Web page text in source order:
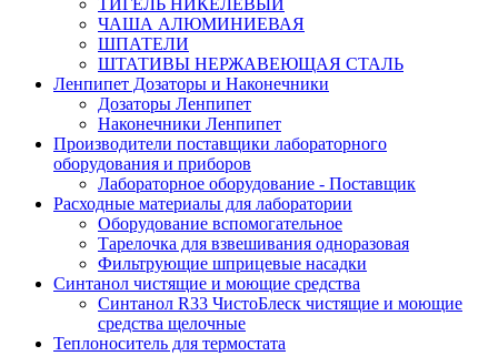
ТИГЕЛЬ НИКЕЛЕВЫЙ
ЧАША АЛЮМИНИЕВАЯ
ШПАТЕЛИ
ШТАТИВЫ НЕРЖАВЕЮЩАЯ СТАЛЬ
Ленпипет Дозаторы и Наконечники
Дозаторы Ленпипет
Наконечники Ленпипет
Производители поставщики лабораторного
оборудования и приборов
Лабораторное оборудование - Поставщик
Расходные материалы для лаборатории
Оборудование вспомогательное
Тарелочка для взвешивания одноразовая
Фильтрующие шприцевые насадки
Синтанол чистящие и моющие средства
Синтанол R33 ЧистоБлеск чистящие и моющие
средства щелочные
Теплоноситель для термостата